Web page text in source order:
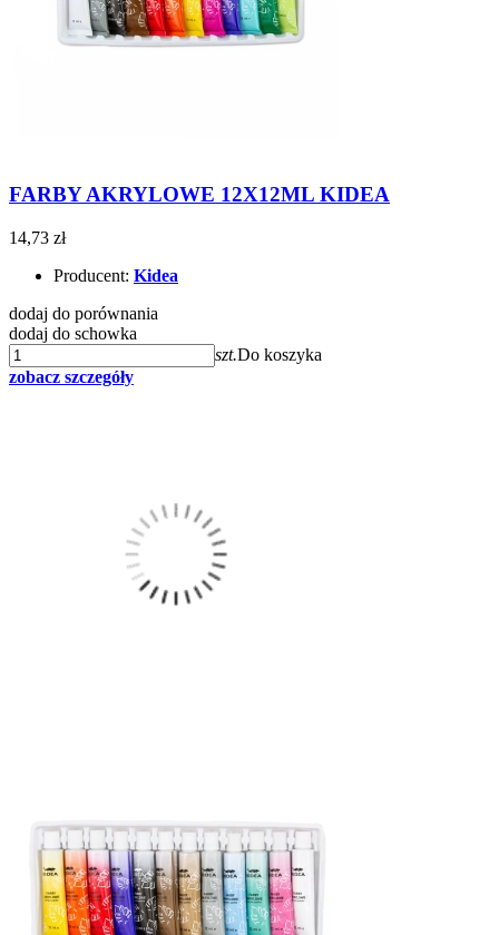
FARBY AKRYLOWE 12X12ML KIDEA
14,73 zł
Producent: Kidea
dodaj do porównania
dodaj do schowka
szt.Do koszyka
zobacz szczegóły